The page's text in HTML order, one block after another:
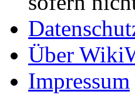
Über
Impressum